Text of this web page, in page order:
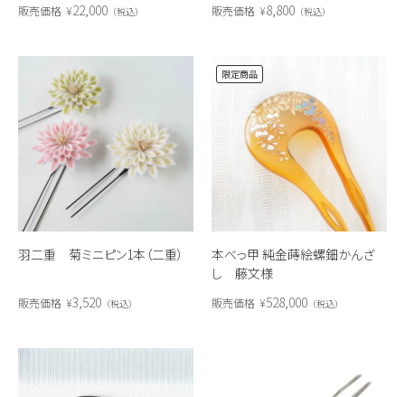
販売価格 ¥22,000 税込 販売価格 ¥8,800 税込
羽二重 菊ミニピン1本（二重）
販売価格 ¥3,520 税込
本べっ甲 純金蒔絵螺鈿かんざ
し 藤文様
限定商品
販売価格 ¥528,000 税込